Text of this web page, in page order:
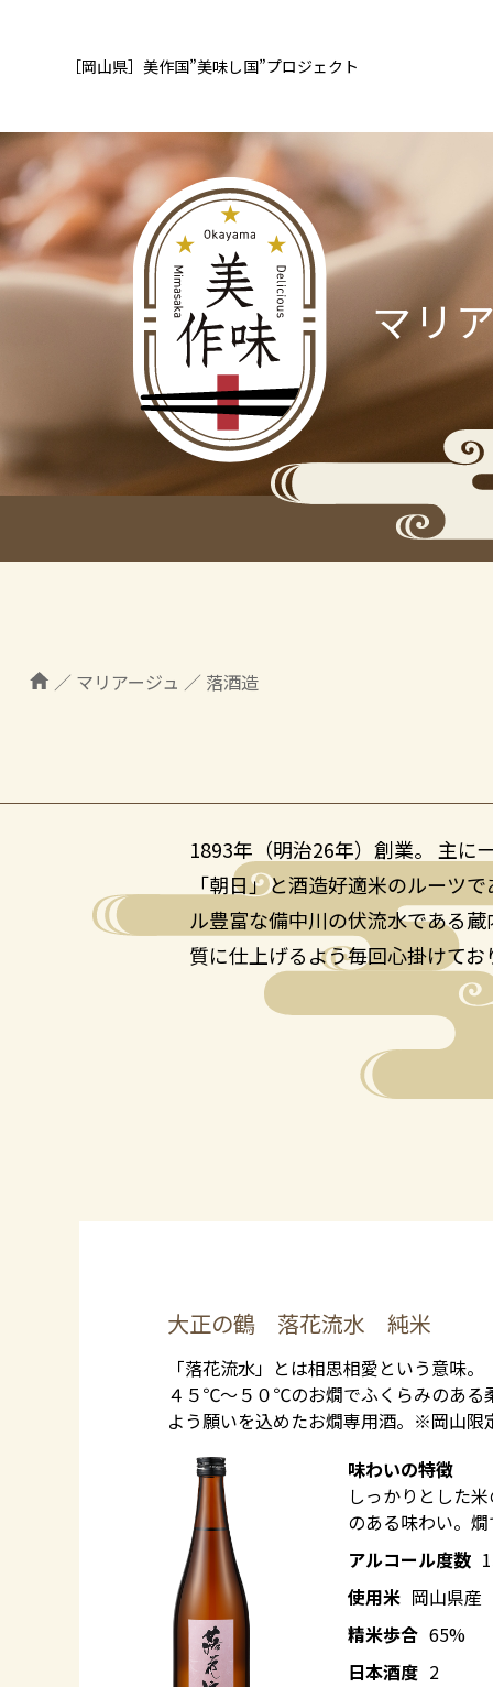
［岡山県］ 美作国”美味し国”プロジェクト
マリ
／ マリアージュ ／ 落酒造
1893年（明治26年）創業。 主に
「朝日」と酒造好適米のルーツ
ル豊富な備中川の伏流水である
質に仕上げるよう毎回心掛けてお
大正の鶴 落花流水 純米
「落花流水」とは相思相愛という意味。
４５℃～５０℃のお燗でふくらみのある
よう願いを込めたお燗専用酒。※岡山限
味わいの特徴
しっかりとした
のある味わい。
アルコール度数
使用米 岡山県
精米歩合 65%
日本酒度 2